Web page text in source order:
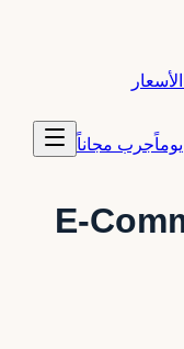
الأسعار
جرب مجاناً